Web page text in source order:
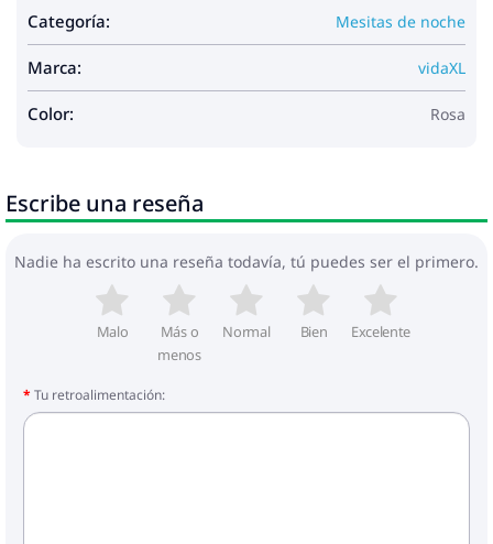
Categoría: Mesitas de noche
Marca: vidaXL
Color: Rosa
Escribe una reseña
Nadie ha escrito una reseña todavía, tú puedes ser el primero.
Malo
Más o
menos
Normal Bien Excelente
Tu retroalimentación: